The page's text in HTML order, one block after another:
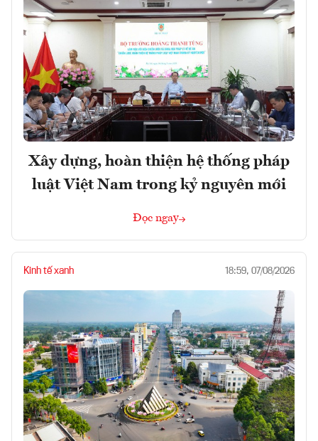
Xây dựng, hoàn thiện hệ thống pháp
luật Việt Nam trong kỷ nguyên mới
Đọc ngay
Kinh tế xanh 18:59, 07/08/2026